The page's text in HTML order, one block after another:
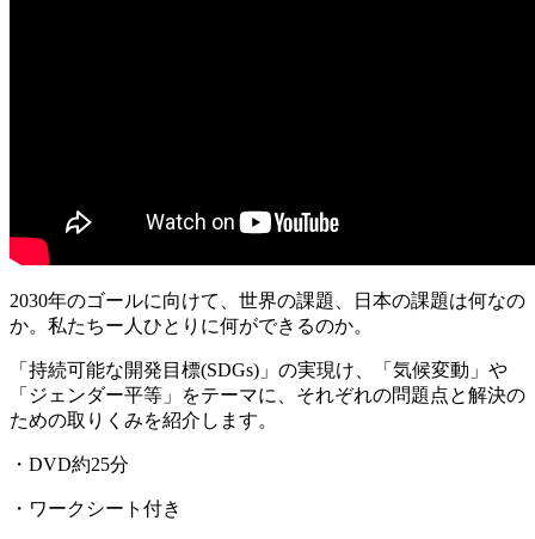
2030年のゴールに向けて、世界の課題、日本の課題は何なの
か。私たちー人ひとりに何ができるのか。
「持続可能な開発目標(SDGs)」の実現け、「気候変動」や
「ジェンダー平等」をテーマに、それぞれの問題点と解決の
ための取りくみを紹介します。
・DVD約25分
・ワークシート付き